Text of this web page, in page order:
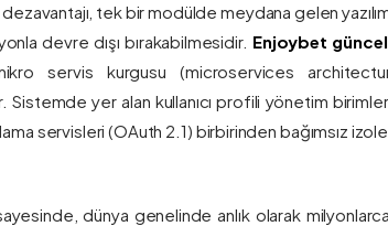
tek bir modülde meydana gelen
devre dışı bırakabilmesidir. Enjoybet
servis kurgusu (microservices
Sistemde yer alan kullanıcı profili yönetim
servisleri (OAuth 2.1) birbirinden bağımsız
dünya genelinde anlık olarak